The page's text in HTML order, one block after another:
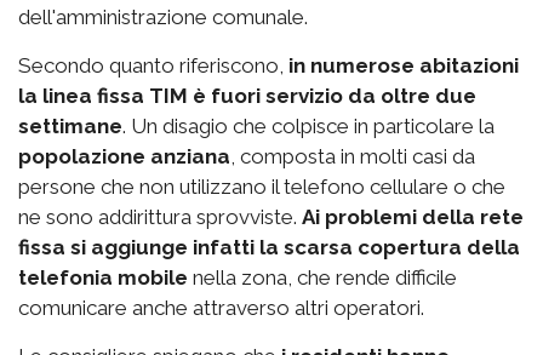
dell'amministrazione comunale.
Secondo quanto riferiscono, in numerose abitazioni
la linea fissa TIM è fuori servizio da oltre due
settimane. Un disagio che colpisce in particolare la
popolazione anziana , composta in molti casi da
persone che non utilizzano il telefono cellulare o che
ne sono addirittura sprovviste. Ai problemi della rete
fissa si aggiunge infatti la scarsa copertura della
telefonia mobile nella zona, che rende difficile
comunicare anche attraverso altri operatori.